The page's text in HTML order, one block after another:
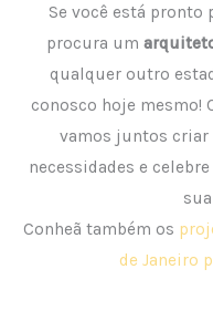
Se você está pronto
procura um
qualquer outro
conosco hoje mesmo!
vamos juntos criar
necessidades e celebre
Conheã também os
de Janeiro